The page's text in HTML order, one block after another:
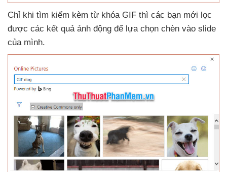
Chỉ khi tìm kiếm kèm từ khóa GIF thì các bạn mới lọc
được các kết quả ảnh động để lựa chọn chèn vào slide
của mình.